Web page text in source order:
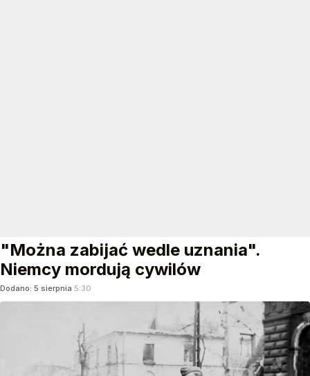
"Można zabijać wedle uznania".
Niemcy mordują cywilów
Dodano: 5 sierpnia 5:30